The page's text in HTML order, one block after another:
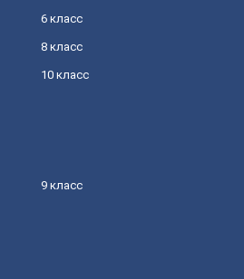
6 класс
8 класс
10 класс
9 класс